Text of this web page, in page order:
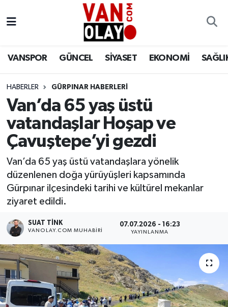
VANSPOR GÜNCEL SİYASET EKONOMİ
HABERLER GÜRPINAR HABERLERİ
Van’da 65 yaş üstü
vatandaşlar Hoşap ve
Çavuştepe’yi gezdi
Van’da 65 yaş üstü vatandaşlara yönelik
düzenlenen doğa yürüyüşleri kapsamında
Gürpınar ilçesindeki tarihi ve kültürel mekanlar
ziyaret edildi.
SUAT TINK
VANOLAY.COM MUHABIRI
07.07.2026 - 16:23
YAYINLANMA
Siyaset
Ekonomi
Sağlık
Eğitim
Bilim & Teknoloji
Dünya
RESMİ İLANLAR
Van Nöbetçi Eczaneler
Van Namaz Vakitleri
Van Trafik Yoğunluk Haritası
Süper Lig Puan Durumu ve Fikstür
Tüm Manşetler
Son Dakika Haberleri
Haber Arşivi